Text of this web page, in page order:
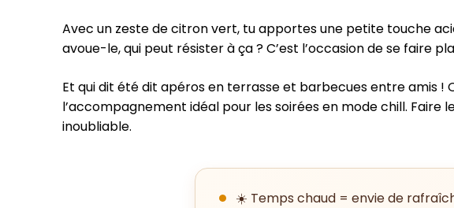
Avec un zeste de citron vert, tu apportes une petite touche
avoue-le, qui peut résister à ça ? C’est l’occasion de se faire
Et qui dit été dit apéros en terrasse et barbecues entre amis !
l’accompagnement idéal pour les soirées en mode chill.
inoubliable.
☀️ Temps chaud = envie de